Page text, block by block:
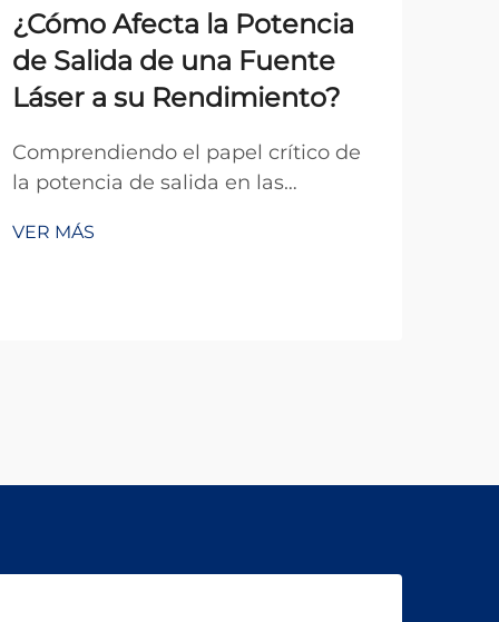
¿Cómo Afecta la Potencia
de Salida de una Fuente
Láser a su Rendimiento?
Comprendiendo el papel crítico de
la potencia de salida en las
una fuente láser y su potencia de
VER MÁS